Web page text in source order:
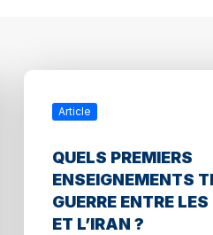
Article
QUELS PREMIERS
ENSEIGNEMENTS
GUERRE ENTRE
ET L’IRAN ?